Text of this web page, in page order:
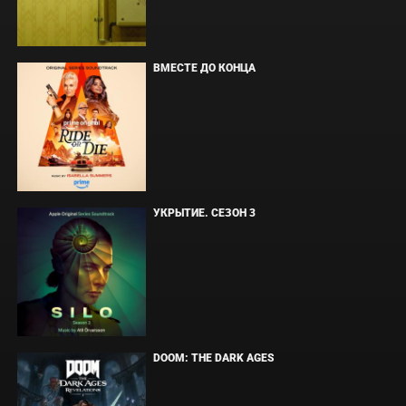
ВМЕСТЕ ДО КОНЦА
УКРЫТИЕ. СЕЗОН 3
DOOM: THE DARK AGES